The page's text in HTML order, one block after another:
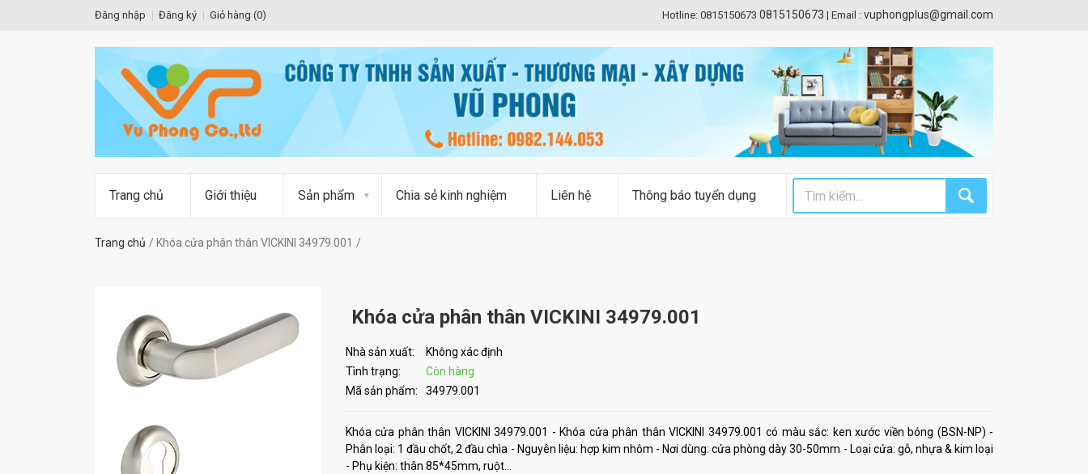
Đăng nhập Đăng ký Giỏ hàng (0) Hotline: 0815150673 0815150673 | Email : vuphongplus@gmail.com
Trang chủ Giới thiệu Sản phẩm Chia sẻ kinh nghiệm Liên hệ Thông báo tuyển dụng
Trang chủ Khóa cửa phân thân VICKINI 34979.001
Khóa cửa phân thân VICKINI 34979.001
Nhà sản xuất:
Không xác định
Tình trạng:
Còn hàng
Mã sản phẩm:
34979.001
Khóa cửa phân thân VICKINI 34979.001 - Khóa cửa phân thân VICKINI 34979.001 có màu sắc: ken xước viền bóng (BSN-NP) -
Phân loại: 1 đầu chốt, 2 đầu chìa - Nguyên liệu: hợp kim nhôm - Nơi dùng: cửa phòng dày 30-50mm - Loại cửa: gỗ, nhựa & kim loại
- Phụ kiện: thân 85*45mm, ruột...